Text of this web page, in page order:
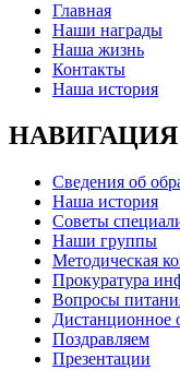
Главная
Наши награды
Наша жизнь
Контакты
Наша история
НАВИГАЦИЯ
Сведения об
Наша история
Советы
Наши группы
Методическая
Прокуратура
Вопросы
Дистанционное
Поздравляем
Презентации